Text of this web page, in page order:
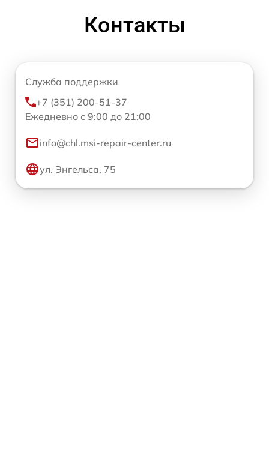
Контакты
Служба поддержки
+7 (351) 200-51-37
Ежедневно с 9:00 до 21:00
info@chl.msi-repair-center.ru
ул. Энгельса, 75